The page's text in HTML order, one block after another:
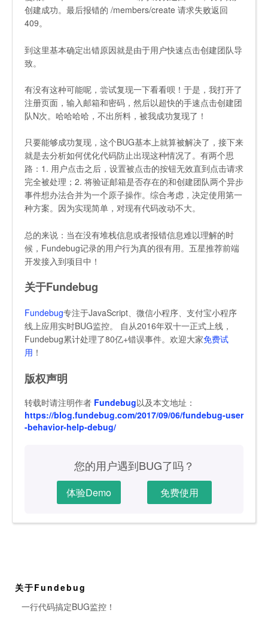
创建成功。最后报错的 /members/create 请求失败返回
409。
到这里基本确定出错原因就是由于用户快速点击创建团队导
致。
有没有这种可能呢，尝试复现一下看看呗！于是，我打开了
注册页面，输入邮箱和密码，然后以超快的手速点击创建团
队N次。哈哈哈哈，不出所料，被我成功复现了！
只要能够成功复现，这个BUG基本上就算被解决了，接下来
就是去分析如何优化代码防止出现这种情况了。有两个思
路：1. 用户点击之后，设置被点击的按钮无效直到点击请求
完全被处理；2. 将验证邮箱是否存在的和创建团队两个异步
事件想办法合并为一个原子操作。综合考虑，决定使用第一
种方案。因为实现简单，对现有代码改动不大。
总的来说：当在没有堆栈信息或者报错信息难以理解的时
候，Fundebug记录的用户行为真的很有用。五星推荐前端
开发接入到项目中！
关于Fundebug
Fundebug专注于JavaScript、微信小程序、支付宝小程序
线上应用实时BUG监控。 自从2016年双十一正式上线，
Fundebug累计处理了80亿+错误事件。欢迎大家免费试
用 ！
版权声明
转载时请注明作者 Fundebug以及本文地址：
https://blog.fundebug.com/2017/09/06/fundebug-user
-behavior-help-debug/
您的用户遇到BUG了吗？
体验Demo 免费使用
关于Fundebug
一行代码搞定BUG监控！